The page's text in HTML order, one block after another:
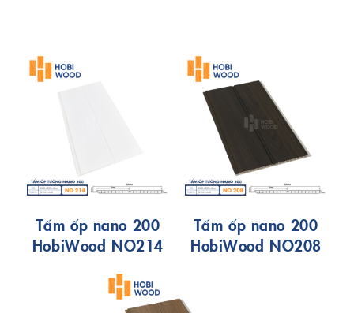
Tấm ốp nano 200
HobiWood NO214
Tấm ốp nano 200
HobiWood NO208